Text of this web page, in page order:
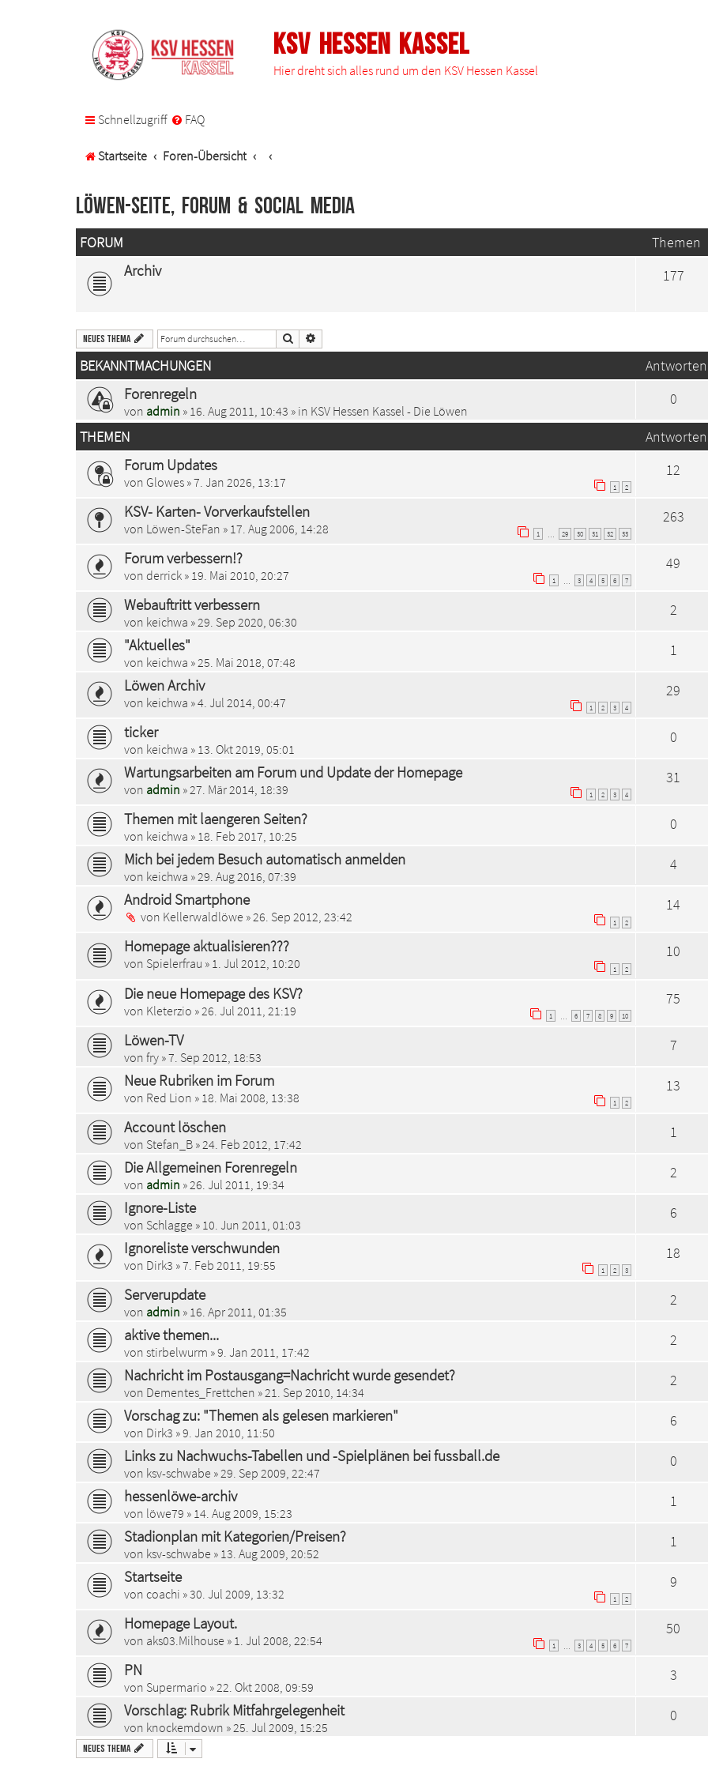
KSV Hessen Kassel
Hier dreht sich alles rund um den KSV Hessen Kassel
Schnellzugriff FAQ
Startseite Foren-Übersicht
Löwen-Seite, Forum & Social Media
FORUM Themen
Archiv 177
Neues Thema Suche
BEKANNTMACHUNGEN Antworten
Forenregeln
von admin » 16. Aug 2011, 10:43 » in KSV Hessen Kassel - Die Löwen
0
THEMEN Antworten
Forum Updates
von Glowes » 7. Jan 2026, 13:17 1 2
12
KSV- Karten- Vorverkaufstellen
von Löwen-SteFan » 17. Aug 2006, 14:28 1 29 30 31 32 33
263
Forum verbessern!?
von derrick » 19. Mai 2010, 20:27 1 3 4 5 6 7
49
Webauftritt verbessern
von keichwa » 29. Sep 2020, 06:30
2
"Aktuelles"
von keichwa » 25. Mai 2018, 07:48
1
Löwen Archiv
von keichwa » 4. Jul 2014, 00:47 1 2 3 4
29
ticker
von keichwa » 13. Okt 2019, 05:01
0
Wartungsarbeiten am Forum und Update der Homepage
von admin » 27. Mär 2014, 18:39 1 2 3 4
31
Themen mit laengeren Seiten?
von keichwa » 18. Feb 2017, 10:25
0
Mich bei jedem Besuch automatisch anmelden
von keichwa » 29. Aug 2016, 07:39
4
Android Smartphone
von Kellerwaldlöwe » 26. Sep 2012, 23:42 1 2
14
Homepage aktualisieren???
von Spielerfrau » 1. Jul 2012, 10:20 1 2
10
Die neue Homepage des KSV?
von Kleterzio » 26. Jul 2011, 21:19 1 6 7 8 9 10
75
Löwen-TV
von fry » 7. Sep 2012, 18:53
7
Neue Rubriken im Forum
von Red Lion » 18. Mai 2008, 13:38 1 2
13
Account löschen
von Stefan_B » 24. Feb 2012, 17:42
1
Die Allgemeinen Forenregeln
von admin » 26. Jul 2011, 19:34
2
Ignore-Liste
von Schlagge » 10. Jun 2011, 01:03
6
Ignoreliste verschwunden
von Dirk3 » 7. Feb 2011, 19:55 1 2 3
18
Serverupdate
von admin » 16. Apr 2011, 01:35
2
aktive themen...
von stirbelwurm » 9. Jan 2011, 17:42
2
Nachricht im Postausgang=Nachricht wurde gesendet?
von Dementes_Frettchen » 21. Sep 2010, 14:34
2
Vorschag zu: "Themen als gelesen markieren"
von Dirk3 » 9. Jan 2010, 11:50
6
Links zu Nachwuchs-Tabellen und -Spielplänen bei fussball.de
von ksv-schwabe » 29. Sep 2009, 22:47
0
hessenlöwe-archiv
von löwe79 » 14. Aug 2009, 15:23
1
Stadionplan mit Kategorien/Preisen?
von ksv-schwabe » 13. Aug 2009, 20:52
1
Startseite
von coachi » 30. Jul 2009, 13:32 1 2
9
Homepage Layout.
von aks03.Milhouse » 1. Jul 2008, 22:54 1 3 4 5 6 7
50
PN
von Supermario » 22. Okt 2008, 09:59
3
Vorschlag: Rubrik Mitfahrgelegenheit
von knockemdown » 25. Jul 2009, 15:25
0
Neues Thema